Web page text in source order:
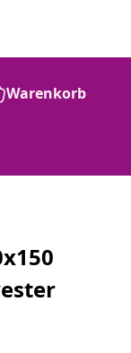
Warenkorb